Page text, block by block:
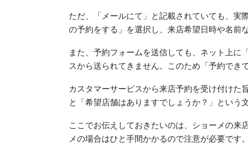
ただ、「メールにて」と記載されていても、実
の予約をする」を選択し、来店希望日時や名前
また、予約フォームを送信しても、ネット上
スから送られてきません。このため「予約でき
カスタマーサービスから来店予約を受け付けた
と「希望店舗はありますでしょうか？」という
ここでお伝えしておきたいのは、ショーメの来
メの場合はひと手間かかるので注意が必要です。